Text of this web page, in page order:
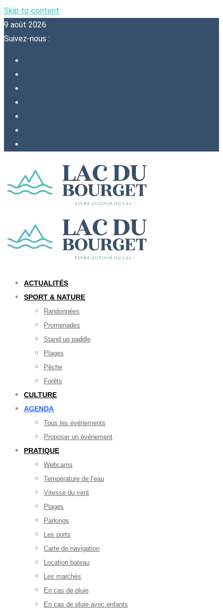
Skip to content
9 août 2026
Suivez-nous :
ACTUALITÉS
SPORT & NATURE
Randonnées
Promenades
Stand up paddle
Plages
Pêche
Forêts
CULTURE
AGENDA
Tous les événements
Proposer un événement
PRATIQUE
Webcams
Température de l’eau
Vitesse du vent
Plages
Parkings
Les ports
Carte de navigation
Location bateau
Les marchés
En cas de pluie
En cas de pluie avec enfants